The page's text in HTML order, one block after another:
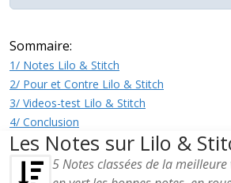
Sommaire:
1/ Notes Lilo & Stitch
2/ Pour et Contre Lilo & Stitch
3/ Videos-test Lilo & Stitch
4/ Conclusion
Les Notes sur Lilo &
5Notes classées de la